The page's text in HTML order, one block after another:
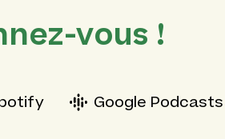
vous !
Google Podcasts